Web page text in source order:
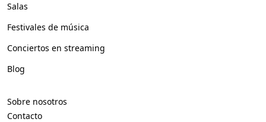
Salas
Festivales de música
Conciertos en streaming
Blog
Sobre nosotros
Contacto